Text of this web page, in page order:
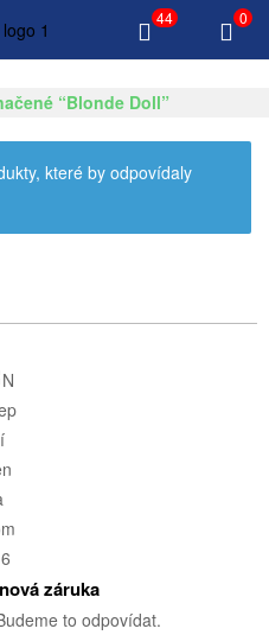
44 0
Všechny produkty
“Blonde Doll”
které by odpovídaly
záruka
to odpovídat.